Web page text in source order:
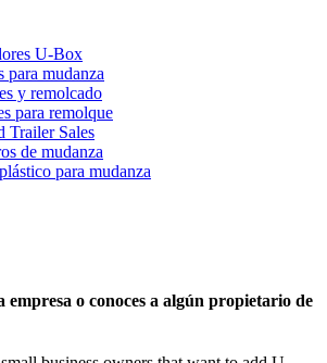
U-Box
para mudanza
y remolcado
para remolque
Trailer Sales
de mudanza
para mudanza
empresa o conoces a algún propietario de